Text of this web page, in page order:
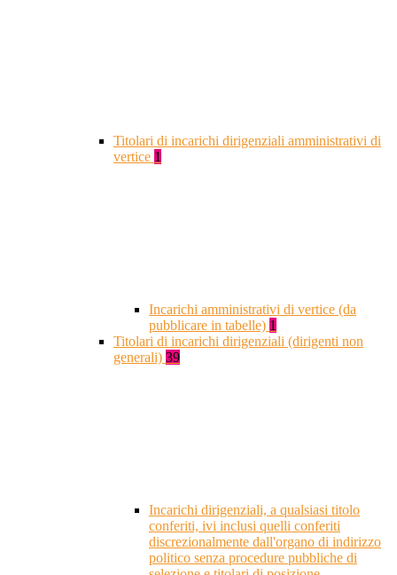
Titolari di incarichi dirigenziali amministrativi di
vertice 1
Incarichi amministrativi di vertice (da
pubblicare in tabelle) 1
Titolari di incarichi dirigenziali (dirigenti non
generali) 39
Incarichi dirigenziali, a qualsiasi titolo
conferiti, ivi inclusi quelli conferiti
discrezionalmente dall'organo di indirizzo
politico senza procedure pubbliche di